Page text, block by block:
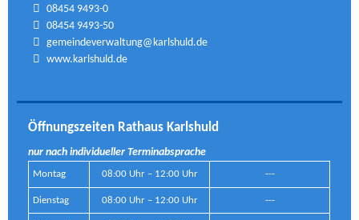
08454 9493-0
08454 9493-50
gemeindeverwaltung@karlshuld.de
www.karlshuld.de
Öffnungszeiten Rathaus Karlshuld
nur nach individueller Terminabsprache
Montag 08:00 Uhr – 12:00 Uhr ---
Dienstag 08:00 Uhr – 12:00 Uhr ---